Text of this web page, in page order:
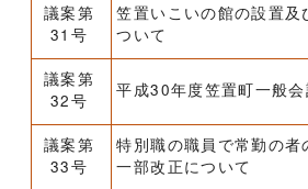
議案第
31号
笠置いこいの館の設置
ついて
議案第
32号
平成30年度笠置町一般
議案第
33号
特別職の職員で常勤の
一部改正について